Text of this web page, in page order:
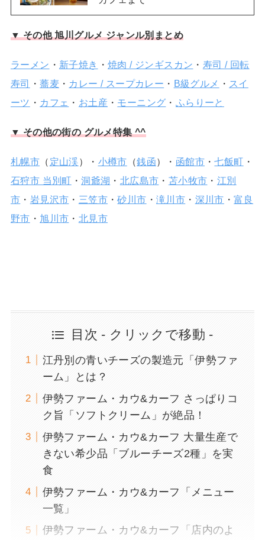
▼ その他 旭川グルメ ジャンル別まとめ
ラーメン ・ 新子焼き ・ 焼肉 / ジンギスカン ・ 寿司 / 回転
寿司
・蕎麦・ カレー / スープカレー ・ B級グルメ ・ スイ
ーツ ・ カフェ ・ お土産 ・ モーニング ・ ふらりーと
▼ その他の街の グルメ特集 ^^
札幌市 （ 定山渓）・ 小樽市 （銭函）・ 函館市 ・七飯町 ・
石狩市 当別町 ・洞爺湖 ・ 北広島市 ・ 苫小牧市 ・ 江別
市 ・ 岩見沢市 ・ 三笠市・砂川市 ・ 滝川市 ・ 深川市 ・富良
野市 ・ 旭川市 ・ 北見市
目次 - クリックで移動 -
江丹別の青いチーズの製造元「伊勢ファ
ーム」とは？
伊勢ファーム・カウ&カーフ さっぱりコ
ク旨「ソフトクリーム」が絶品！
伊勢ファーム・カウ&カーフ 大量生産で
きない希少品「ブルーチーズ2種」を実
食
伊勢ファーム・カウ&カーフ「メニュー
一覧」
伊勢ファーム・カウ&カーフ「店内のよ